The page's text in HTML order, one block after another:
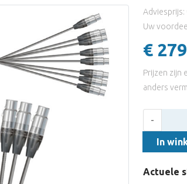
Adviesprijs:
Uw
€
Prijzen zijn
anders
-
In
Actuele